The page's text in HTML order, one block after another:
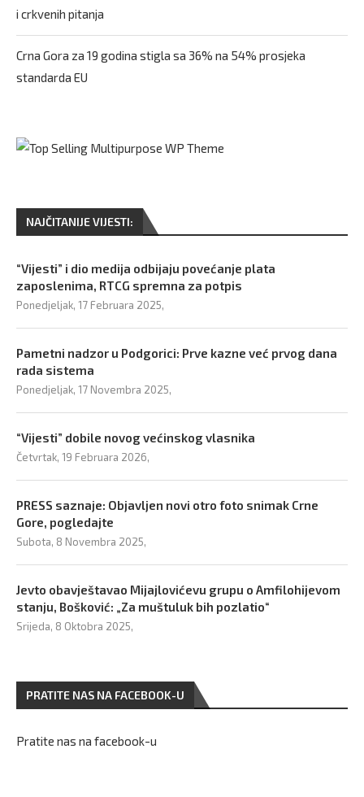
i crkvenih pitanja
Crna Gora za 19 godina stigla sa 36% na 54% prosjeka
standarda EU
NAJČITANIJE VIJESTI:
“Vijesti” i dio medija odbijaju povećanje plata
zaposlenima, RTCG spremna za potpis
Ponedjeljak, 17 Februara 2025,
Pametni nadzor u Podgorici: Prve kazne već prvog dana
rada sistema
Ponedjeljak, 17 Novembra 2025,
“Vijesti” dobile novog većinskog vlasnika
Četvrtak, 19 Februara 2026,
PRESS saznaje: Objavljen novi otro foto snimak Crne
Gore, pogledajte
Subota, 8 Novembra 2025,
Jevto obavještavao Mijajlovićevu grupu o Amfilohijevom
stanju, Bošković: „Za muštuluk bih pozlatio“
Srijeda, 8 Oktobra 2025,
PRATITE NAS NA FACEBOOK-U
Pratite nas na facebook-u